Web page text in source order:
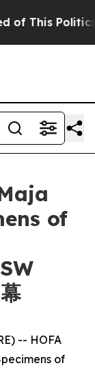
This Politics
of
-- HOFA
of